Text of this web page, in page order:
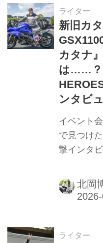
ライター
新旧カ
カタナ
は……？
ンタビュ
イベント
で見つけ
撃インタ
北岡
ライター